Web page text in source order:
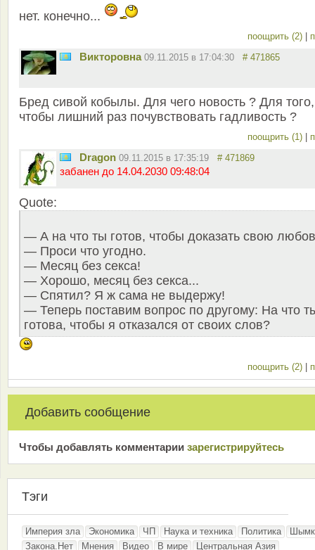
нет. конечно...
поощрить (2)
Викторовна 09.11.2015 в 17:04:30 # 471865
Бред сивой кобылы. Для чего новость ? Для того,
чтобы лишний раз почувствовать гадливость ?
поощрить (1)
Dragon 09.11.2015 в 17:35:19 # 471869
забанен до 14.04.2030 09:48:04
Quote:
— А на что ты готов, чтобы доказать свою
— Проси что угодно.
— Месяц без cекcа!
— Хорошо, месяц без cекcа...
— Спятил? Я ж сама не выдержу!
— Теперь поставим вопрос по другому: На что
готова, чтобы я отказался от своих слов?
поощрить (2)
Добавить сообщение
Чтобы добавлять комментарии зарeгиcтрирyйтeсь
Тэги
Империя зла Экономика ЧП Наука и техника Политика
Закона.Нет
Мнения Видео В мире
Центральная Азия